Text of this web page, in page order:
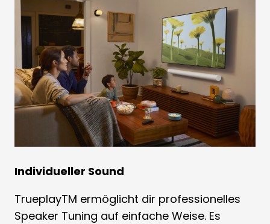
Individueller Sound
TrueplayTM ermöglicht dir professionelles
Speaker Tuning auf einfache Weise. Es